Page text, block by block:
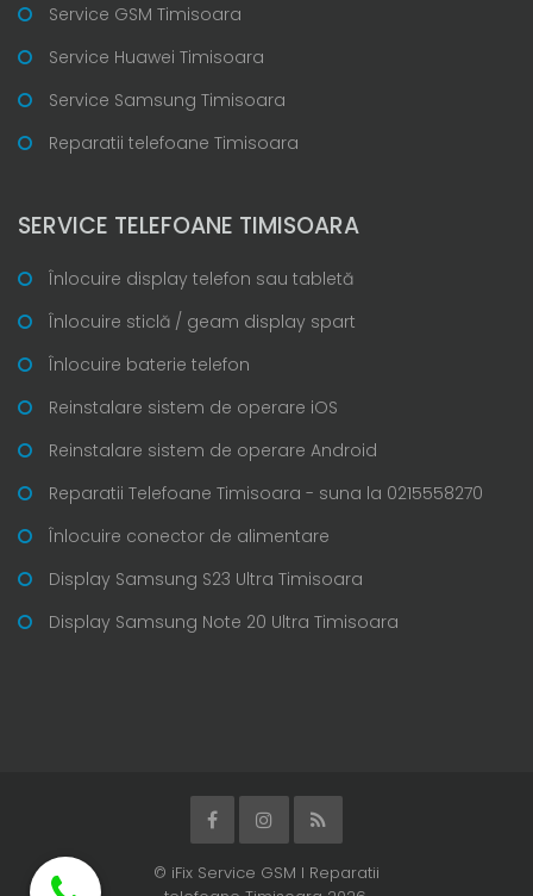
Service GSM Timisoara
Service Huawei Timisoara
Service Samsung Timisoara
Reparatii telefoane Timisoara
SERVICE TELEFOANE TIMISOARA
Înlocuire display telefon sau tabletă
Înlocuire sticlă / geam display spart
Înlocuire baterie telefon
Reinstalare sistem de operare iOS
Reinstalare sistem de operare Android
Reparatii Telefoane Timisoara - suna la 0215558270
Înlocuire conector de alimentare
Display Samsung S23 Ultra Timisoara
Display Samsung Note 20 Ultra Timisoara
© iFix Service GSM I Reparatii